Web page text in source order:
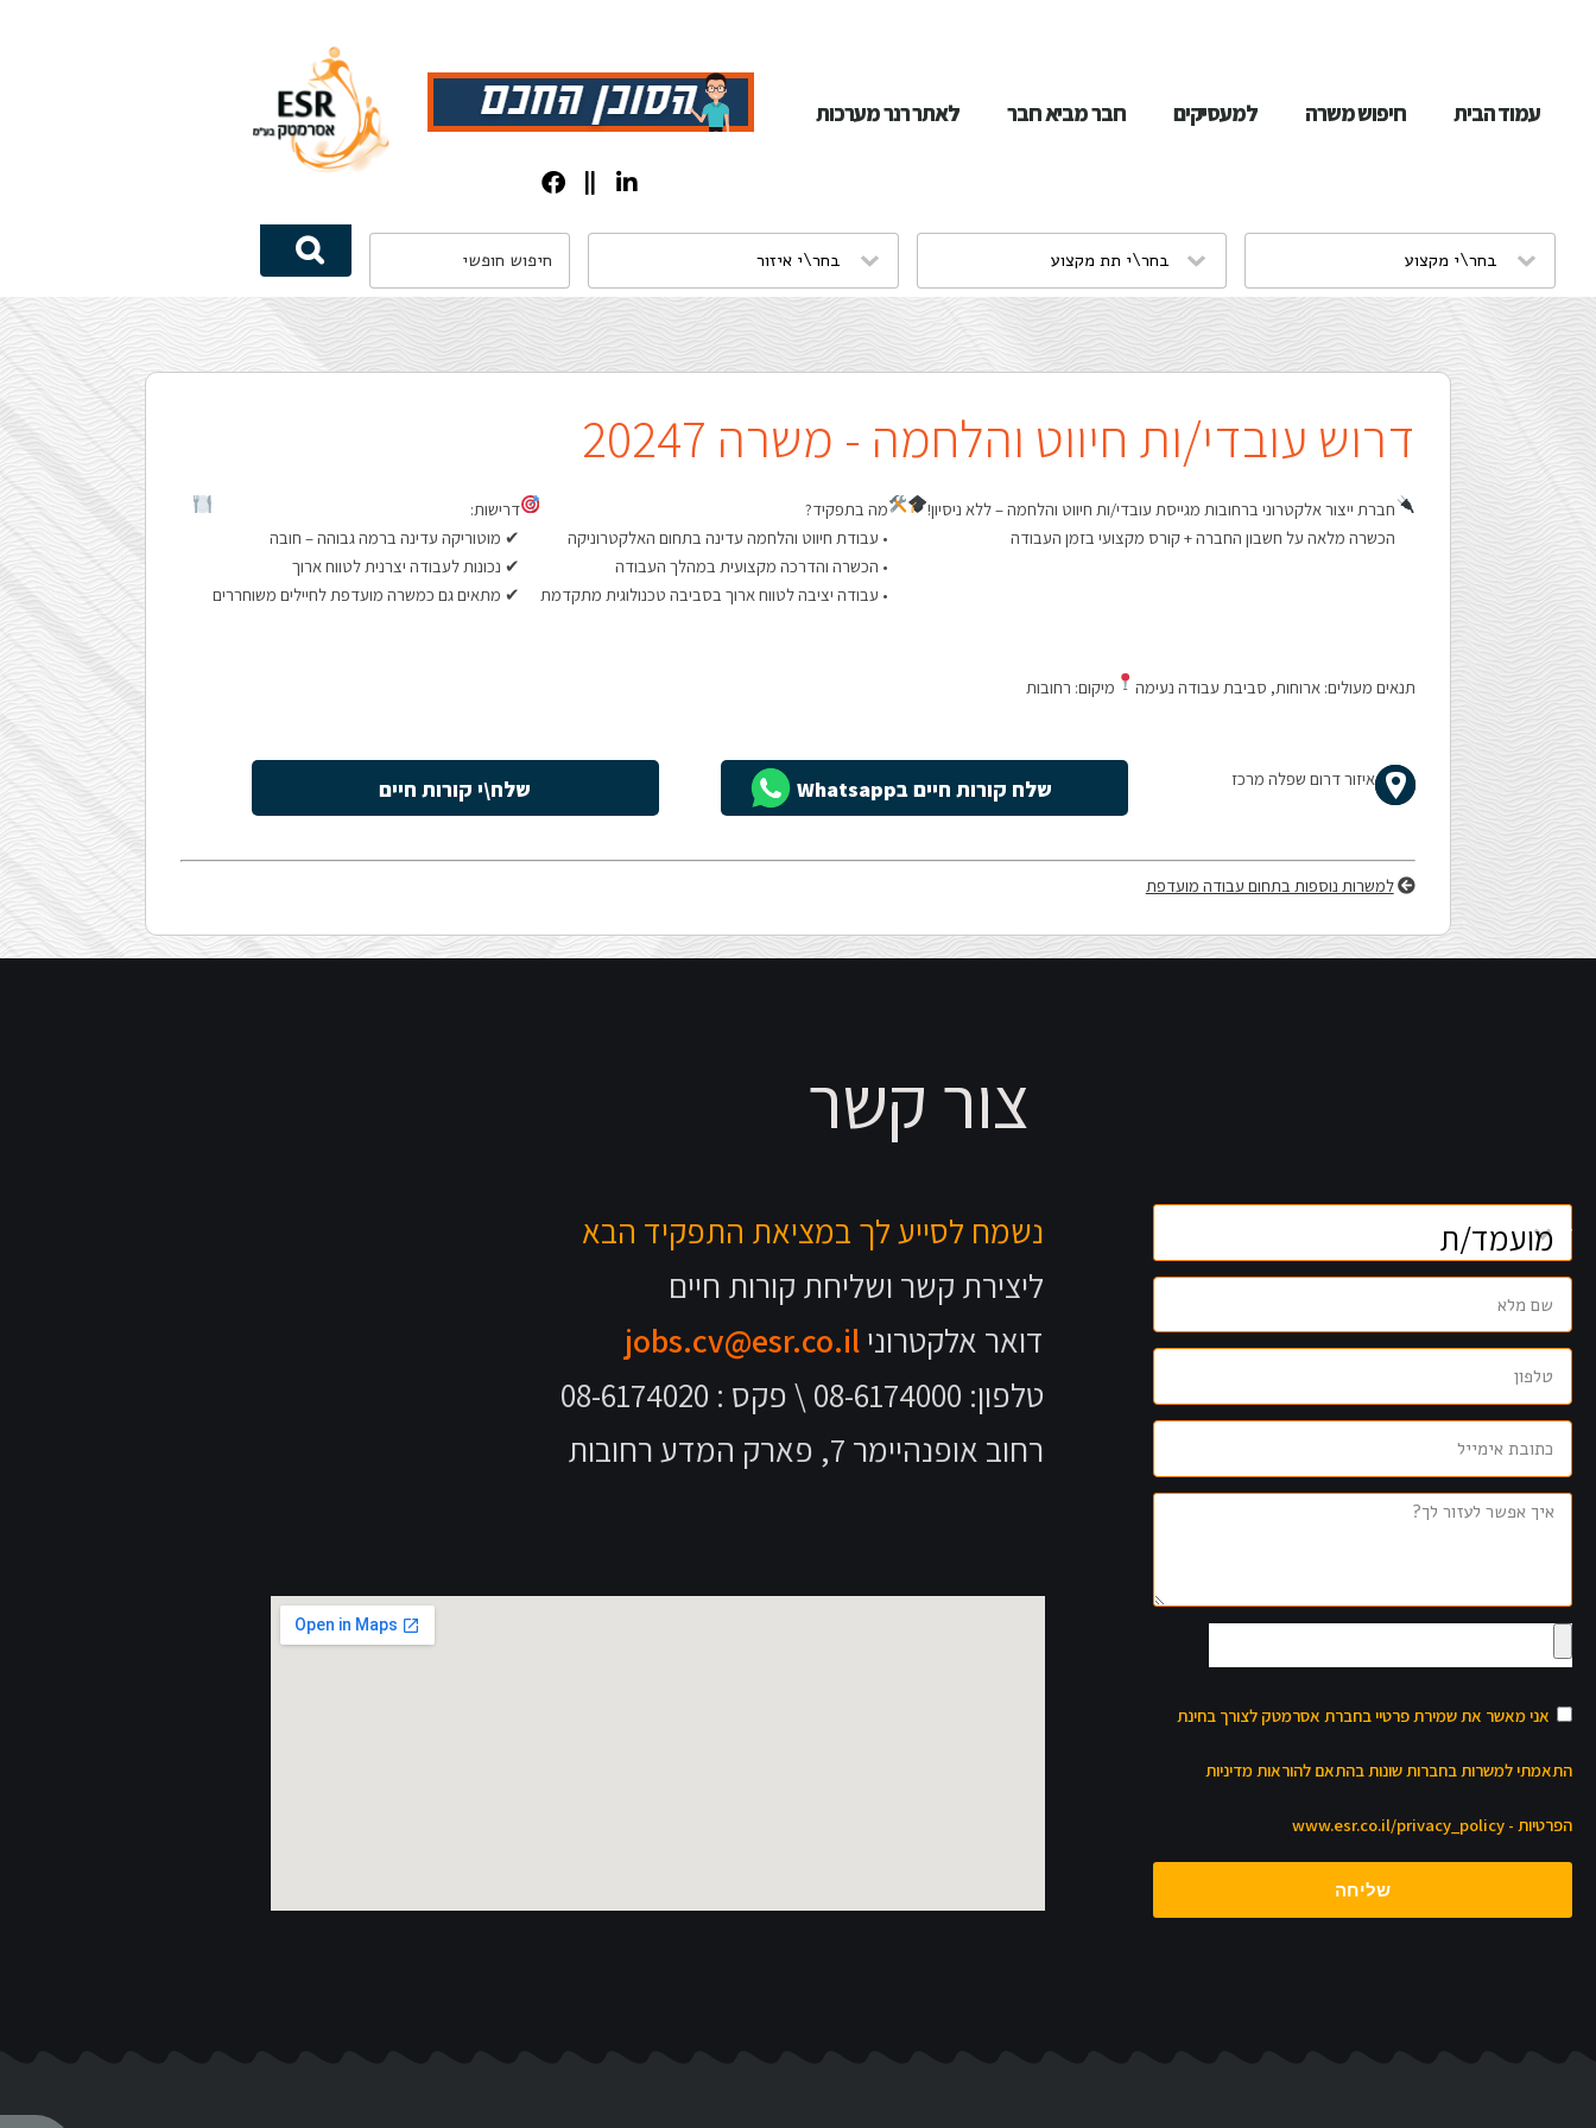
בְּאֲתָר
מֻפְעֶלֶת
מַעֲרֶכֶת
הַמְּסַיַּעַת
לִנְגִישׁוּת
הַמִּשְׁתַּמְּשִׁים
F10
לִפְתִיחַת
תַּפְרִיט
נְגִישׁוּת.
עמוד הבית חיפוש משרה למעסיקים חבר מביא חבר לאתר רנר מערכות
דרוש עובדי/ות חיווט והלחמה - משרה 20247
חברת ייצור אלקטרוני ברחובות מגייסת עובדי/ות חיווט והלחמה – ללא ניסיון!
הכשרה מלאה על חשבון החברה + קורס מקצועי בזמן העבודה
מה בתפקיד?
• עבודת חיווט והלחמה עדינה בתחום האלקטרוניקה
• הכשרה והדרכה מקצועית במהלך העבודה
• עבודה יציבה לטווח ארוך בסביבה טכנולוגית מתקדמת
דרישות:
✔ מוטוריקה עדינה ברמה גבוהה – חובה
✔ נכונות לעבודה יצרנית לטווח ארוך
✔ מתאים גם כמשרה מועדפת לחיילים משוחררים
תנאים מעולים: ארוחות, סביבת עבודה נעימה מיקום: רחובות
איזור דרום שפלה מרכז שלח קורות חיים בWhatsapp שלח\י קורות חיים
למשרות נוספות בתחום עבודה מועדפת
צור קשר
אני מאשר את שמירת פרטיי בחברת אסרמטק לצורך בחינת
התאמתי למשרות בחברות שונות בהתאם להוראות מדיניות
הפרטיות - www.esr.co.il/privacy_policy
שליחה
נשמח לסייע לך במציאת התפקיד הבא
ליצירת קשר ושליחת קורות חיים
דואר אלקטרוניjobs.cv@esr.co.il
טלפון: 08-6174000 \ פקס : 08-6174020
רחוב אופנהיימר 7, פארק המדע רחובות